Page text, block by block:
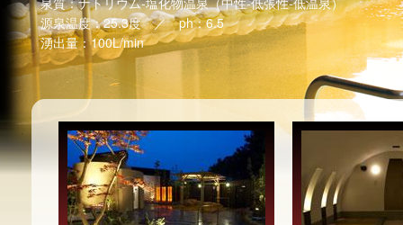
源泉温度：25.3度 ／ ph：6.5
湧出量：100L/min